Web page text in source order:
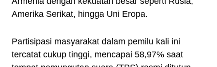
Amerika Serikat, hingga Uni Eropa.
Partisipasi masyarakat dalam pemilu kali ini
tercatat cukup tinggi, mencapai 58,97% saat